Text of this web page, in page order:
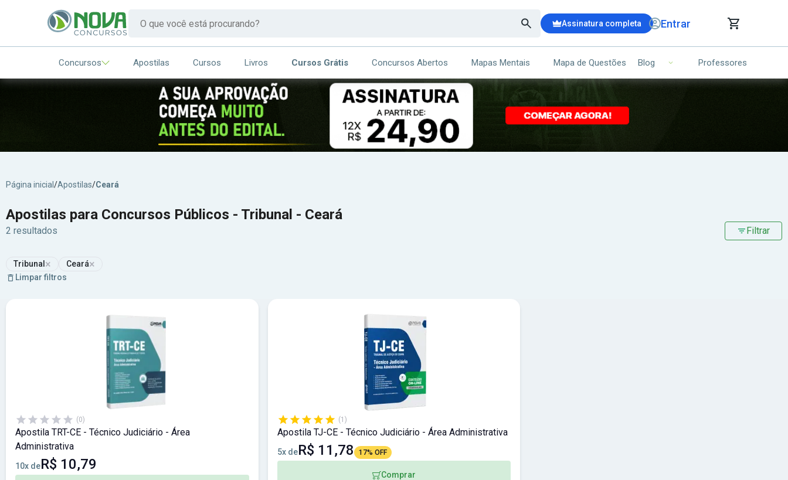
Assinatura completa Entrar
CARRINHO DE COMPRAS
ITENS (00)
Ops!
Seu carrinho ainda está vazio.
Concursos Apostilas Cursos Livros Cursos Grátis Concursos Abertos Mapas Mentais Mapa de Questões Blog Professores
Página inicial /Apostilas/Ceará
Apostilas para Concursos Públicos - Tribunal - Ceará
2 resultados Filtrar
Tribunal × Ceará×
Limpar filtros
(0)
Apostila TRT-CE - Técnico Judiciário - Área
Administrativa
10x deR$ 10,79
(1)
Apostila TJ-CE - Técnico Judiciário - Área Administrativa
5x deR$ 11,78 17% OFF
Comprar